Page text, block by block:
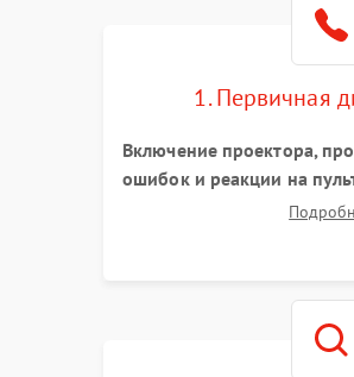
1. Первичная
Включение проектора,
ошибок и реакции на
проекции, яркости лампы,